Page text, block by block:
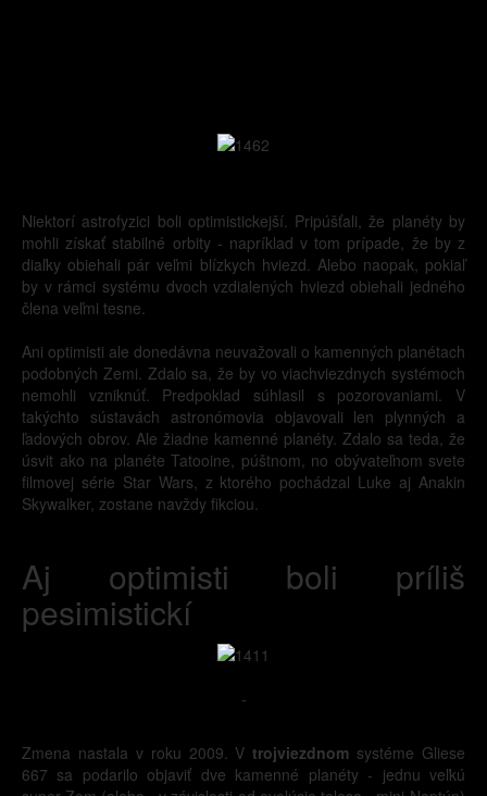
Niektorí astrofyzici boli optimistickejší. Pripúšťali, že planéty by
mohli získať stabilné orbity - napríklad v tom prípade, že by z
diaľky obiehali pár veľmi blízkych hviezd. Alebo naopak, pokiaľ
by v rámci systému dvoch vzdialených hviezd obiehali jedného
člena veľmi tesne.
Ani optimisti ale donedávna neuvažovali o kamenných planétach
podobných Zemi. Zdalo sa, že by vo viachviezdnych systémoch
nemohli vzniknúť. Predpoklad súhlasil s pozorovaniami. V
takýchto sústavách astronómovia objavovali len plynných a
ľadových obrov. Ale žiadne kamenné planéty. Zdalo sa teda, že
úsvit ako na planéte Tatooine, púštnom, no obývateľnom svete
filmovej série Star Wars, z ktorého pochádzal Luke aj Anakin
Skywalker, zostane navždy fikciou.
Aj optimisti boli príliš
pesimistickí
-
Zmena nastala v roku 2009. Vtrojviezdnom systéme Gliese
667 sa podarilo objaviť dve kamenné planéty - jednu veľkú